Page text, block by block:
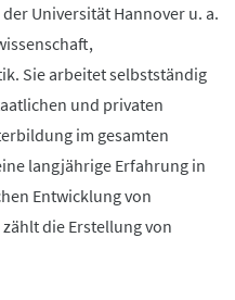
Universität Hannover u. a.
Sie arbeitet selbstständig
und privaten
im gesamten
langjährige Erfahrung in
Entwicklung von
die Erstellung von